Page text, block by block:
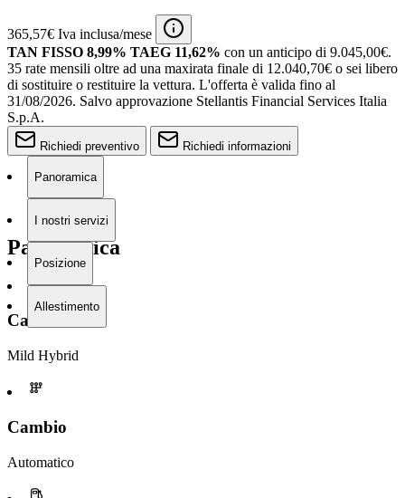
365,57€ Iva inclusa/mese
TAN FISSO 8,99% TAEG 11,62% con un anticipo di 9.045,00€.
35 rate mensili oltre ad una maxirata finale di 12.040,70€ o sei libero
di sostituire o restituire la vettura. L'offerta è valida fino al
31/08/2026. Salvo approvazione Stellantis Financial Services Italia
S.p.A.
Richiedi preventivo Richiedi informazioni
Panoramica
I nostri servizi
Posizione
Allestimento
Panoramica
Carburante
Mild Hybrid
Cambio
Automatico